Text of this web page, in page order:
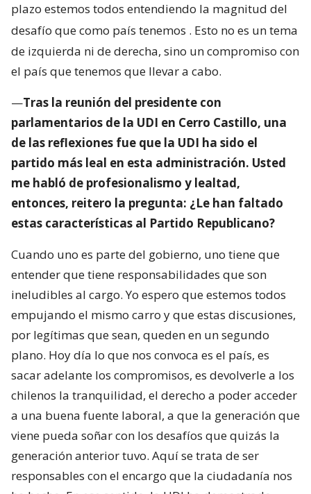
plazo estemos todos entendiendo la magnitud del
desafío que como país tenemos . Esto no es un tema
de izquierda ni de derecha, sino un compromiso con
el país que tenemos que llevar a cabo.
—Tras la reunión del presidente con
parlamentarios de la UDI en Cerro Castillo, una
de las reflexiones fue que la UDI ha sido el
partido más leal en esta administración. Usted
me habló de profesionalismo y lealtad,
entonces, reitero la pregunta: ¿Le han faltado
estas características al Partido Republicano?
Cuando uno es parte del gobierno, uno tiene que
entender que tiene responsabilidades que son
ineludibles al cargo. Yo espero que estemos todos
empujando el mismo carro y que estas discusiones,
por legítimas que sean, queden en un segundo
plano. Hoy día lo que nos convoca es el país, es
sacar adelante los compromisos, es devolverle a los
chilenos la tranquilidad, el derecho a poder acceder
a una buena fuente laboral, a que la generación que
viene pueda soñar con los desafíos que quizás la
generación anterior tuvo. Aquí se trata de ser
responsables con el encargo que la ciudadanía nos